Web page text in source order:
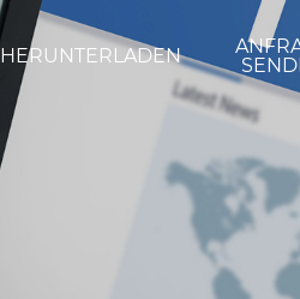
HERUNTERLADEN